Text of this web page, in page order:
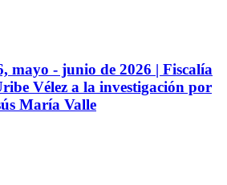
mayo - junio de 2026 | Fiscalía
Vélez a la investigación por
María Valle